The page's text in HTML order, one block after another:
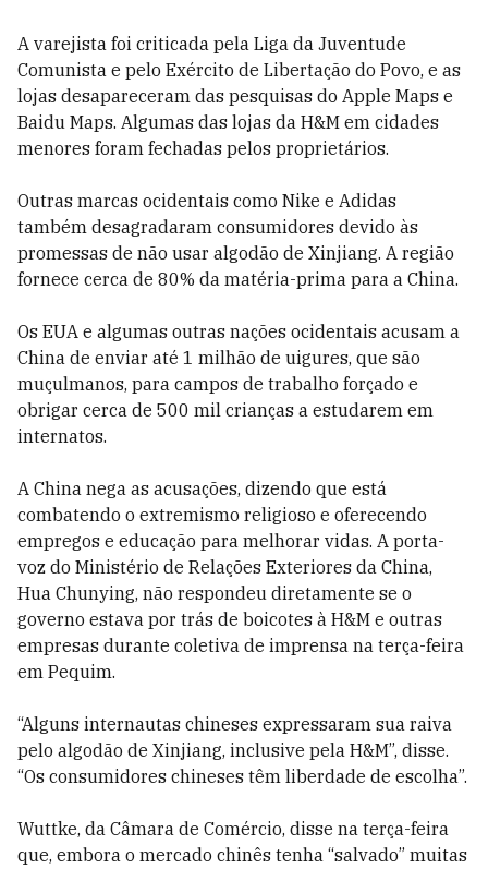
A varejista foi criticada pela Liga da Juventude
Comunista e pelo Exército de Libertação do Povo, e as
lojas desapareceram das pesquisas do Apple Maps e
Baidu Maps. Algumas das lojas da H&M em cidades
menores foram fechadas pelos proprietários.
Outras marcas ocidentais como Nike e Adidas
também desagradaram consumidores devido às
promessas de não usar algodão de Xinjiang. A região
fornece cerca de 80% da matéria-prima para a China.
Os EUA e algumas outras nações ocidentais acusam a
China de enviar até 1 milhão de uigures, que são
muçulmanos, para campos de trabalho forçado e
obrigar cerca de 500 mil crianças a estudarem em
internatos.
A China nega as acusações, dizendo que está
combatendo o extremismo religioso e oferecendo
empregos e educação para melhorar vidas. A porta-
voz do Ministério de Relações Exteriores da China,
Hua Chunying, não respondeu diretamente se o
governo estava por trás de boicotes à H&M e outras
empresas durante coletiva de imprensa na terça-feira
em Pequim.
“Alguns internautas chineses expressaram sua raiva
pelo algodão de Xinjiang, inclusive pela H&M”, disse.
“Os consumidores chineses têm liberdade de escolha”.
Wuttke, da Câmara de Comércio, disse na terça-feira
que, embora o mercado chinês tenha “salvado” muitas